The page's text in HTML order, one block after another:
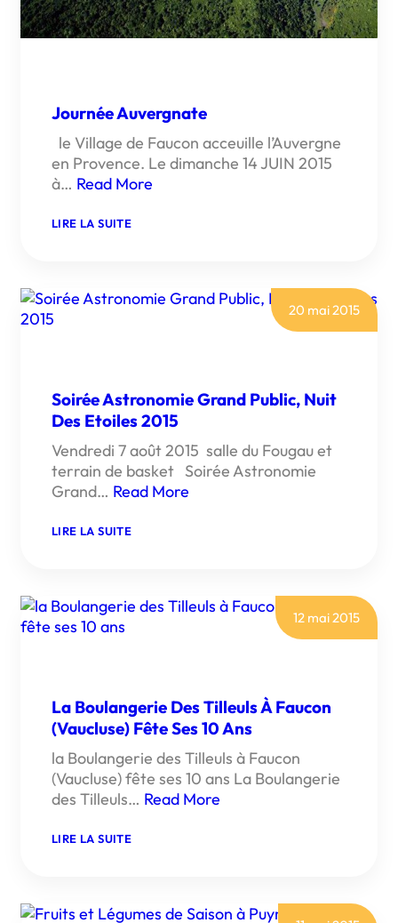
Journée Auvergnate
le Village de Faucon acceuille l’Auvergne
en Provence. Le dimanche 14 JUIN 2015
à… Read More
LIRE LA SUITE:
20 mai 2015
Soirée Astronomie Grand Public, Nuit
Des Etoiles 2015
Vendredi 7 août 2015 salle du Fougau et
terrain de basket Soirée Astronomie
Grand… Read More
LIRE LA SUITE:
NUIT
DES
12 mai 2015
La Boulangerie Des Tilleuls À Faucon
(Vaucluse) Fête Ses 10 Ans
la Boulangerie des Tilleuls à Faucon
(Vaucluse) fête ses 10 ans La Boulangerie
des Tilleuls… Read More
LIRE LA SUITE:
À